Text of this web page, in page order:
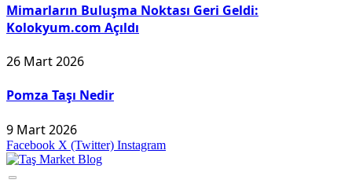
Mimarların Buluşma Noktası Geri Geldi:
Kolokyum.com Açıldı
26 Mart 2026
Pomza Taşı Nedir
9 Mart 2026
Facebook X (Twitter) Instagram